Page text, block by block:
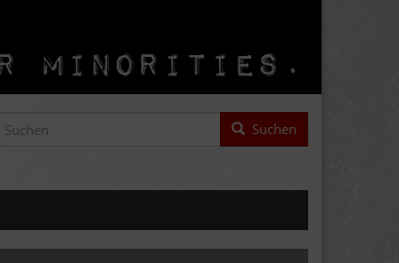
Suchen